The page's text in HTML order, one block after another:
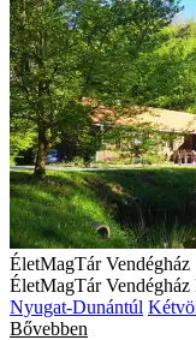
ÉletMagTár Vendégház
ÉletMagTár Vendégház
Nyugat-Dunántúl
Bővebben